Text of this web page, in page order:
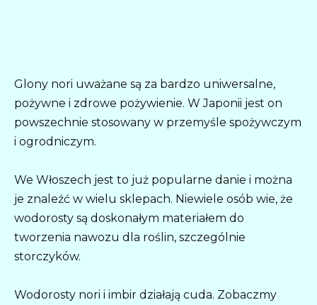
Glony nori uważane są za bardzo uniwersalne,
pożywne i zdrowe pożywienie. W Japonii jest on
powszechnie stosowany w przemyśle spożywczym
i ogrodniczym.
We Włoszech jest to już popularne danie i można
je znaleźć w wielu sklepach. Niewiele osób wie, że
wodorosty są doskonałym materiałem do
tworzenia nawozu dla roślin, szczególnie
storczyków.
Wodorosty nori i imbir działają cuda. Zobaczmy